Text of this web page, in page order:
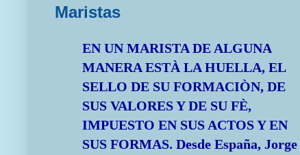
Maristas
EN UN MARISTA DE ALGUNA
MANERA ESTÀ LA HUELLA, EL
SELLO DE SU FORMACIÒN, DE
SUS VALORES Y DE SU FÈ,
IMPUESTO EN SUS ACTOS Y EN
SUS FORMAS. Desde España, Jorge